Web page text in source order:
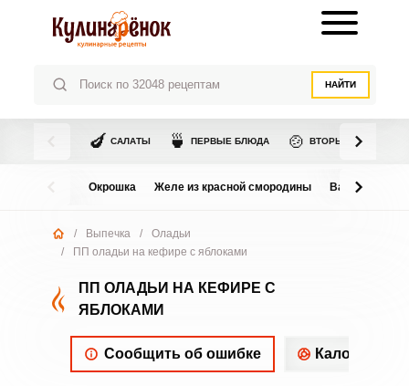
НАЙТИ
🍆 САЛАТЫ 🍵 ПЕРВЫЕ БЛЮДА 🍲 ВТОРЫЕ БЛЮДА
Окрошка Желе из красной смородины Варенье из
/ Выпечка /
Оладьи
/
ПП оладьи на кефире с яблоками
ПП ОЛАДЬИ НА КЕФИРЕ С
ЯБЛОКАМИ
Сообщить об ошибке